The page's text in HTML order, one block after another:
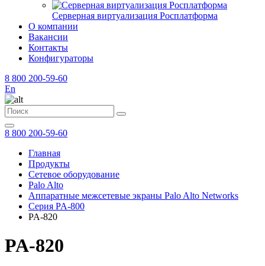
Серверная виртуализация Росплатформа
О компании
Вакансии
Контакты
Конфигураторы
8 800 200-59-60
En
8 800 200-59-60
Главная
Продукты
Сетевое оборудование
Palo Alto
Аппаратные межсетевые экраны Palo Alto Networks
Серия PA-800
PA-820
PA-820